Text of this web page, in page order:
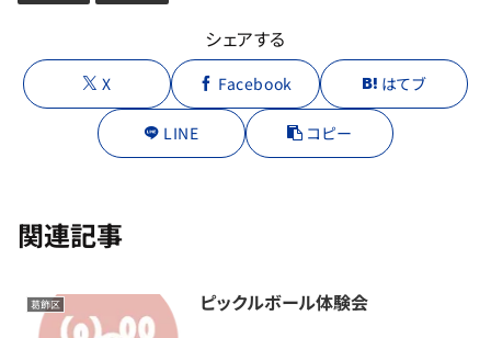
シェアする
X Facebook はてブ
LINE コピー
関連記事
葛飾区 ピックルボール体験会